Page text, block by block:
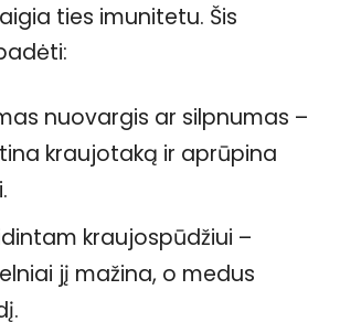
ties imunitetu. Šis
nuovargis ar silpnumas –
kraujotaką ir aprūpina
kraujospūdžiui –
jį mažina, o medus